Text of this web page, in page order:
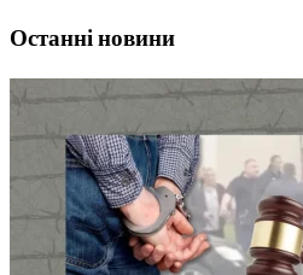
Останні новини